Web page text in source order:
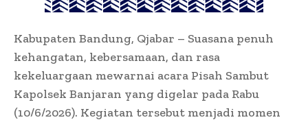
Kabupaten Bandung, Qjabar – Suasana penuh
kehangatan, kebersamaan, dan rasa
kekeluargaan mewarnai acara Pisah Sambut
Kapolsek Banjaran yang digelar pada Rabu
(10/6/2026). Kegiatan tersebut menjadi momen